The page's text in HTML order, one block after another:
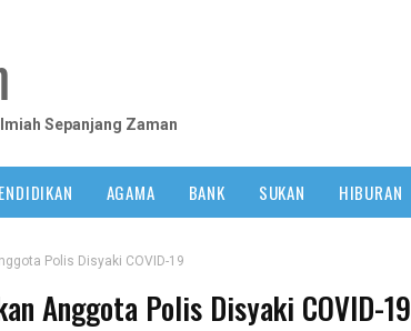
Sepanjang Zaman
AGAMA BANK SUKAN HIBURAN
Polis Disyaki COVID-19
Anggota Polis Disyaki COVID-19